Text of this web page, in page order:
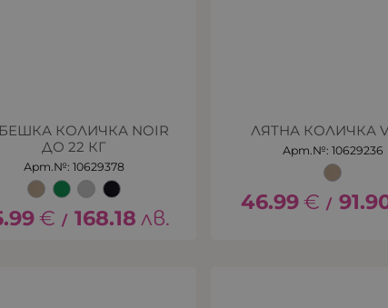
КОЛИЧКА NOIR
ДО 22 КГ
Арт.№: 10629378
€ / 168.18 лв.
ЛЯТНА КОЛИЧКА
Арт.№: 10629236
46.99€ /